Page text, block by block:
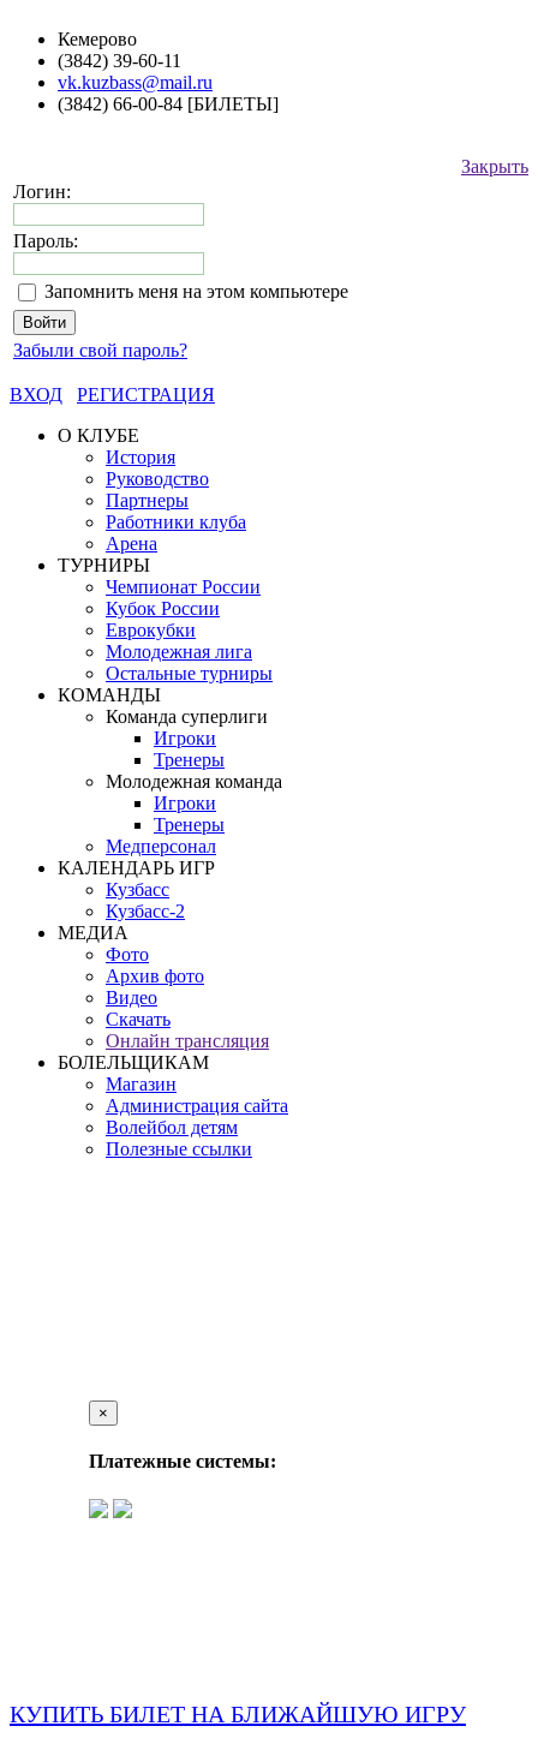
Кемерово
(3842) 39-60-11
vk.kuzbass@mail.ru
(3842) 66-00-84 [БИЛЕТЫ]
Закрыть
Логин:
Пароль:
Запомнить меня на этом компьютере
Забыли свой пароль?
ВХОД
РЕГИСТРАЦИЯ
О КЛУБЕ
История
Руководство
Партнеры
Работники клуба
Арена
ТУРНИРЫ
Чемпионат России
Кубок России
Еврокубки
Молодежная лига
Остальные турниры
КОМАНДЫ
Команда суперлиги
Игроки
Тренеры
Молодежная команда
Игроки
Тренеры
Медперсонал
КАЛЕНДАРЬ ИГР
Кузбасс
Кузбасс-2
МЕДИА
Фото
Архив фото
Видео
Скачать
Онлайн трансляция
БОЛЕЛЬЩИКАМ
Магазин
Администрация сайта
Волейбол детям
Полезные ссылки
×
Платежные системы:
КУПИТЬ БИЛЕТ НА БЛИЖАЙШУЮ ИГРУ